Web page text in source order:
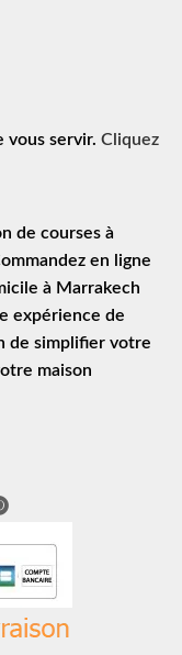
vous servir. Cliquez
de courses à
en ligne
à Marrakech
expérience de
de simplifier votre
maison